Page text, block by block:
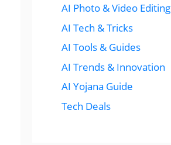
AI Photo & Video Editing
AI Tech & Tricks
AI Tools & Guides
AI Trends & Innovation
AI Yojana Guide
Tech Deals